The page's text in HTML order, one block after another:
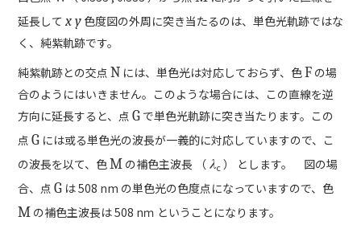
延長して x y 色度図の外周に突き当たるのは、単色光軌跡ではな
く、純紫軌跡です。
純紫軌跡との交点 N には、単色光は対応しておらず、色F の場
合のようにはいきません。このような場合には、この直線を逆
方向に延長すると、点 G で単色光軌跡に突き当たります。この
点 G には或る単色光の波長が一義的に対応していますので、こ
の波長を以て、色M の補色主波長 （ λc ） とします。 図の場
合、点 G は 508 nm の単色光の色度点になっていますので、色
M の補色主波長は 508 nｍ ということになります。